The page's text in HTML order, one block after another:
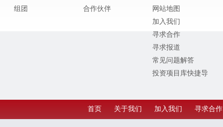
组团
合作伙伴
网站地图
加入我们
寻求合作
寻求报道
常见问题解答
投资项目库快捷导
首页 关于我们 加入我们 寻求合作